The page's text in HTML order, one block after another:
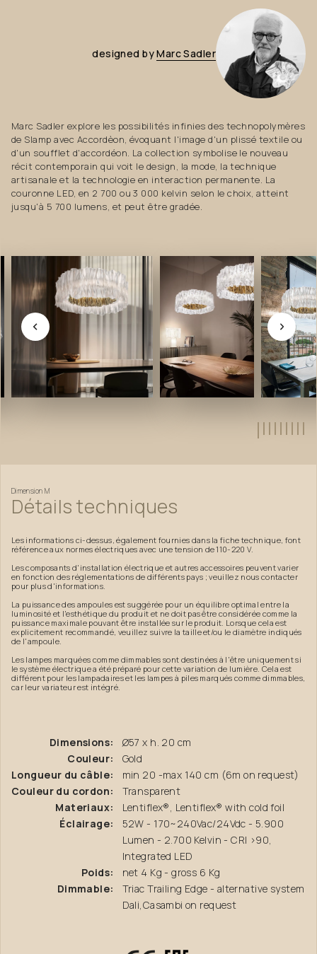
designed byMarcSadler
Marc Sadler explore les possibilités infinies des technopolymères
de Slamp avec Accordèon, évoquant l'image d'un plissé textile ou
d'un soufflet d'accordéon. La collection symbolise le nouveau
récit contemporain qui voit le design, la mode, la technique
artisanale et la technologie en interaction permanente. La
couronne LED, en 2 700 ou 3 000 kelvin selon le choix, atteint
jusqu'à 5 700 lumens, et peut être gradée.
Dimension M
Détails techniques
Les informations ci-dessus, également fournies dans la fiche technique, font
référence aux normes électriques avec une tension de 110-220 V.
Les composants d'installation électrique et autres accessoires peuvent varier
en fonction des réglementations de différents pays ; veuillez nous contacter
pour plus d'informations.
La puissance des ampoules est suggérée pour un équilibre optimal entre la
luminosité et l'esthétique du produit et ne doit pas être considérée comme la
puissance maximale pouvant être installée sur le produit. Lorsque cela est
explicitement recommandé, veuillez suivre la taille et/ou le diamètre indiqués
de l'ampoule.
Les lampes marquées comme dimmables sont destinées à l'être uniquement si
le système électrique a été préparé pour cette variation de lumière. Cela est
différent pour les lampadaires et les lampes à piles marqués comme dimmables,
car leur variateur est intégré.
Dimensions:
Ø57 x h. 20 cm
Couleur:
Gold
Longueur du câble:
min 20 -max 140 cm (6m on request)
Couleur du cordon:
Transparent
Materiaux:
Lentiflex®, Lentiflex® with cold foil
Éclairage:
52W - 170~240Vac/24Vdc - 5.900
Lumen - 2.700 Kelvin - CRI >90,
Integrated LED
Poids:
net 4 Kg - gross 6 Kg
Dimmable:
Triac Trailing Edge - alternative system
Dali,Casambi on request